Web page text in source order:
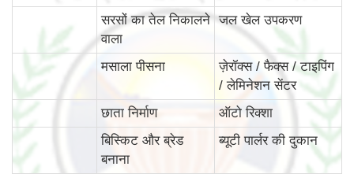
सरसों का तेल निकालने
वाला
जल खेल उपकरण
मसाला पीसना
ज़ेरॉक्स / फैक्स / टाइपिंग
/ लेमिनेशन सेंटर
छाता निर्माण
ऑटो रिक्शा
बिस्किट और ब्रेड
बनाना
ब्यूटी पार्लर की दुकान